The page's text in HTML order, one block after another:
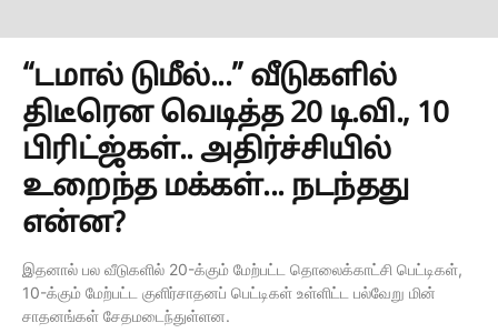
“டமால் டுமீல்...” வீடுகளில்
திடீரென வெடித்த 20 டி.வி., 10
பிரிட்ஜ்கள்.. அதிர்ச்சியில்
உறைந்த மக்கள்... நடந்தது
என்ன?
இதனால் பல வீடுகளில் 20-க்கும் மேற்பட்ட தொலைக்காட்சி பெட்டிகள்,
10-க்கும் மேற்பட்ட குளிர்சாதனப் பெட்டிகள் உள்ளிட்ட பல்வேறு மின்
சாதனங்கள் சேதமடைந்துள்ளன.